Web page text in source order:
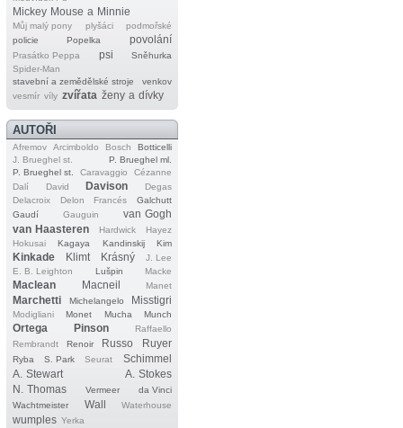
Mickey Mouse a Minnie
Můj malý pony plyšáci
podmořské
policie
Popelka povolání
Prasátko Peppa psi
Sněhurka
Spider‐Man
stavební a zemědělské stroje
venkov
vesmír víly zvířata ženy a dívky
AUTOŘI
Afremov Arcimboldo Bosch
Botticelli
J. Brueghel st.
P. Brueghel ml.
P. Brueghel st.
Caravaggio
Cézanne
Dalí
David Davison
Degas
Delacroix
Delon Francés
Galchutt
Gaudí
Gauguin
van Gogh
van Haasteren
Hardwick
Hayez
Hokusai
Kagaya Kandinskij Kim
Kinkade Klimt Krásný
J. Lee
E. B. Leighton
Lušpin Macke
Maclean Macneil Manet
Marchetti Michelangelo Misstigri
Modigliani Monet Mucha Munch
Ortega Pinson
Raffaello
Rembrandt
Renoir Russo Ruyer
Ryba S. Park Seurat
Schimmel
A. Stewart
A. Stokes
N. Thomas
Vermeer
da Vinci
Wachtmeister
Wall Waterhouse
wumples Yerka